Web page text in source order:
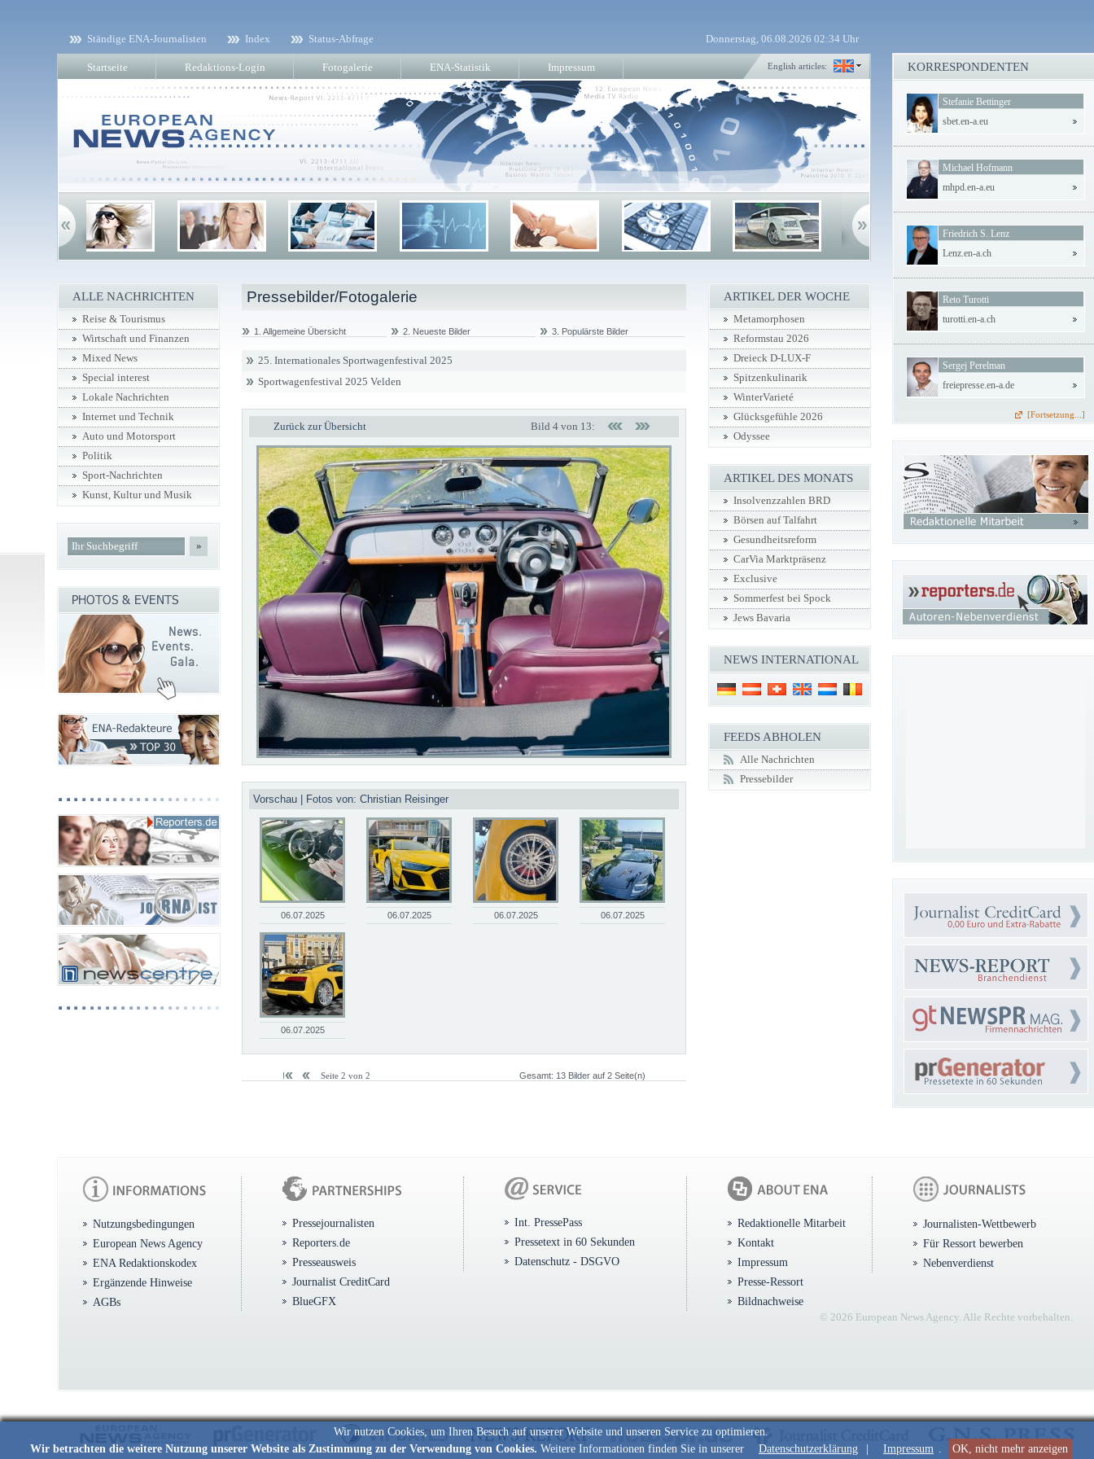
Wir nutzen Cookies, um Ihren Besuch auf unserer Website und unseren Service zu optimieren.
Wir betrachten die weitere Nutzung unserer Website als Zustimmung zu der Verwendung von Cookies. Weitere Informationen finden Sie in unserer Datenschutzerklärung Impressum . OK, nicht mehr anzeigen
Ständige ENA-Journalisten Index Status-Abfrage Donnerstag, 06.08.2026 02:34 Uhr
Startseite Redaktions-Login Fotogalerie ENA-Statistik Impressum English articles:
Pressebilder/Fotogalerie
1. Allgemeine Übersicht 2. Neueste Bilder 3. Populärste Bilder
25. Internationales Sportwagenfestival 2025
Sportwagenfestival 2025 Velden
Zurück zur Übersicht Bild 4 von 13:
Vorschau | Fotos von: Christian Reisinger
06.07.2025 06.07.2025 06.07.2025 06.07.2025
06.07.2025
Seite 2 von 2 Gesamt: 13 Bilder auf 2 Seite(n)
ALLE NACHRICHTEN
Reise & Tourismus
Wirtschaft und Finanzen
Mixed News
Special interest
Lokale Nachrichten
Internet und Technik
Auto und Motorsport
Politik
Sport-Nachrichten
Kunst, Kultur und Musik
»
ARTIKEL DER WOCHE
Metamorphosen
Reformstau 2026
Dreieck D-LUX-F
Spitzenkulinarik
WinterVarieté
Glücksgefühle 2026
Odyssee
ARTIKEL DES MONATS
Insolvenzzahlen BRD
Börsen auf Talfahrt
Gesundheitsreform
CarVia Marktpräsenz
Exclusive
Sommerfest bei Spock
Jews Bavaria
NEWS INTERNATIONAL
FEEDS ABHOLEN
Alle Nachrichten
Pressebilder
KORRESPONDENTEN
Stefanie Bettinger
sbet.en-a.eu
Michael Hofmann
mhpd.en-a.eu
Friedrich S. Lenz
Lenz.en-a.ch
Reto Turotti
turotti.en-a.ch
Sergej Perelman
freiepresse.en-a.de
[Fortsetzung...]
Nutzungsbedingungen
European News Agency
ENA Redaktionskodex
Ergänzende Hinweise
AGBs
Pressejournalisten
Reporters.de
Presseausweis
Journalist CreditCard
BlueGFX
Int. PressePass
Pressetext in 60 Sekunden
Datenschutz - DSGVO
Redaktionelle Mitarbeit
Kontakt
Impressum
Presse-Ressort
Bildnachweise
Journalisten-Wettbewerb
Für Ressort bewerben
Nebenverdienst
© 2026 European News Agency. Alle Rechte vorbehalten.